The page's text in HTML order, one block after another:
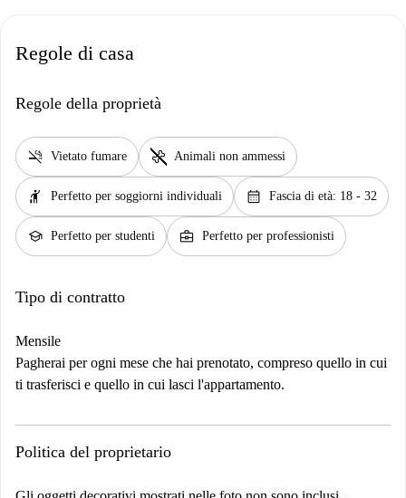
Regole di casa
Regole della proprietà
smoke_free Vietato fumare pet_supplies Animali non ammessi
hail Perfetto per soggiorni individuali calendar_month Fascia di età: 18 - 32
school Perfetto per studenti business_center Perfetto per professionisti
Tipo di contratto
Mensile
Pagherai per ogni mese che hai prenotato, compreso quello in cui
ti trasferisci e quello in cui lasci l'appartamento.
Politica del proprietario